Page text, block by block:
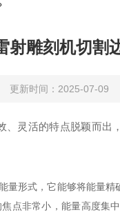
射雕刻机切割
更新时间：2025-07-09
活的特点脱颖而出
式，它能够将能量精
点非常小，能量高度